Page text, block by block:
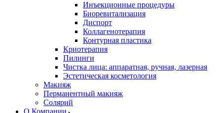
Инъекционные процедуры
Биоревитализация
Диспорт
Коллагенотерапия
Контурная пластика
Криотерапия
Пилинги
Чистка лица: аппаратная, ручная, лазерная
Эстетическая косметология
Макияж
Перманентный макияж
Солярий
О Компании